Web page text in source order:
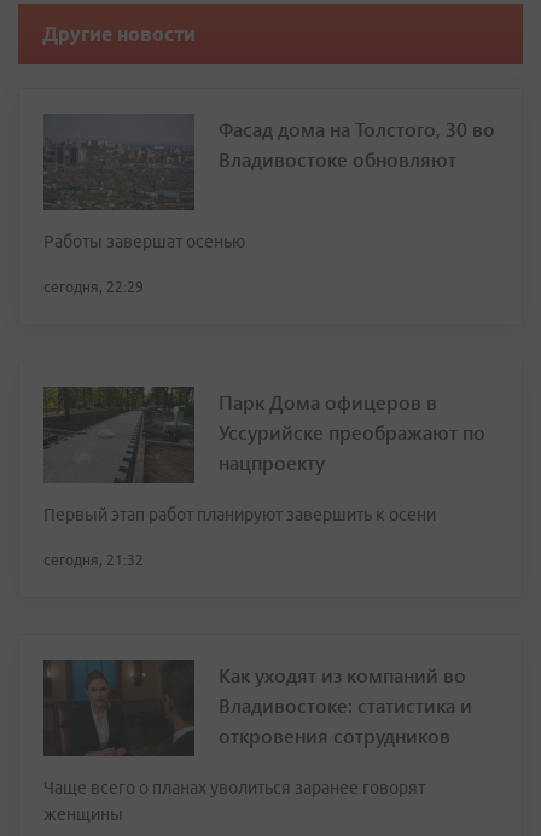
Другие новости
Фасад дома на Толстого, 30 во
Владивостоке обновляют
Работы завершат осенью
сегодня, 22:29
Парк Дома офицеров в
Уссурийске преображают по
нацпроекту
Первый этап работ планируют завершить к осени
сегодня, 21:32
Как уходят из компаний во
Владивостоке: статистика и
откровения сотрудников
Чаще всего о планах уволиться заранее говорят
женщины